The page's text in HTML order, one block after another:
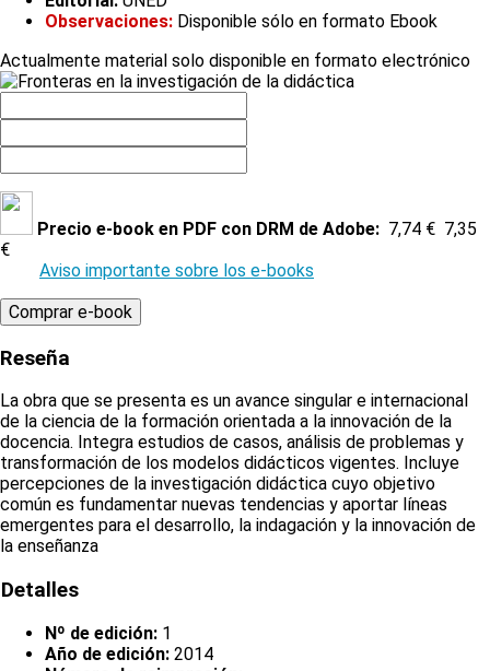
Observaciones: Disponible sólo en formato Ebook
Actualmente material solo disponible en formato electrónico
Precio e-book en PDF con DRM de Adobe: 7,74 € 7,35
€
Aviso importante sobre los e-books
Reseña
La obra que se presenta es un avance singular e internacional
de la ciencia de la formación orientada a la innovación de la
docencia. Integra estudios de casos, análisis de problemas y
transformación de los modelos didácticos vigentes. Incluye
percepciones de la investigación didáctica cuyo objetivo
común es fundamentar nuevas tendencias y aportar líneas
emergentes para el desarrollo, la indagación y la innovación de
la enseñanza
Detalles
Nº de edición: 1
Año de edición: 2014